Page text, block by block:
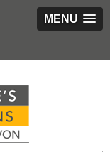
MENU